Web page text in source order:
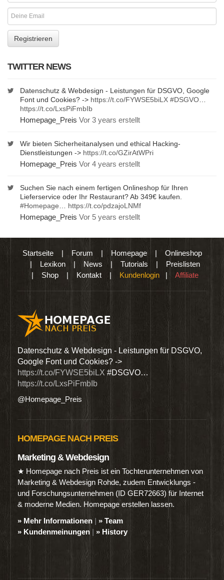
TWITTER NEWS
Datenschutz & Webdesign - Leistungen für DSGVO, Google
Font und Cookies? -> https://t.co/FYWSE5biLX #DSGVO
https://t.co/LxsPiFmbIb
Homepage_Preis Vor 3 years erstellt
Wir bieten Sicherheitanalysen und ethical Hacking-
Dienstleistungen -> https://t.co/GZirAtWPri
Homepage_Preis Vor 4 years erstellt
Suchen Sie nach einem fertigen Onlineshop für Ihren
Lieferservice oder Ihr Restaurant? Ab 349€ kaufen.
#Homepage
https://t.co/pdzajoLNMf
Homepage_Preis Vor 5 years erstellt
Startseite| Forum | Homepage| Onlineshop
| Lexikon | News | Tutorials | Preislisten
| Shop | Kontakt | Kundenlogin | Affiliate
Datenschutz & Webdesign - Leistungen für DSGVO,
Google Font und Cookies? ->
https://t.co/FYWSE5biLX #DSGVO…
https://t.co/LxsPiFmbIb
@Homepage_Preis
HOMEPAGE NACH PREIS
Marketing & Webdesign
★ Homepage nach Preis ist ein Tochterunternehmen von
Marketing & Webdesign Rohde, zudem Entwicklungs -
und Forschungsunternehmen (ID GER72663) für Internet
& moderne Medien. Homepage erstellen lassen.
» Mehr Informationen | » Team
» Kundenmeinungen | » History